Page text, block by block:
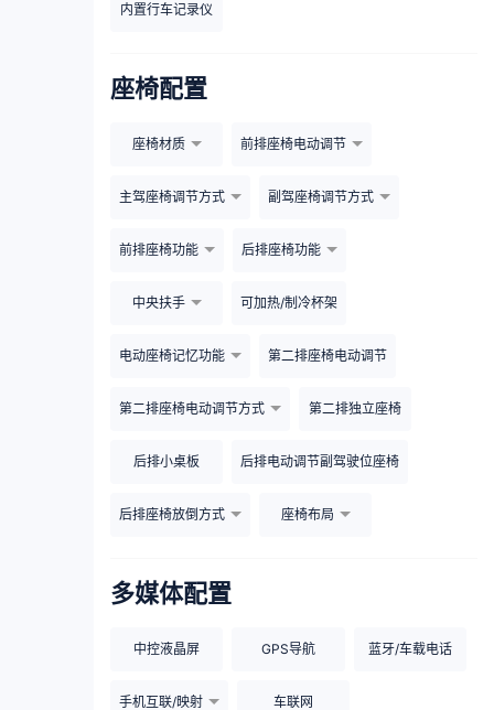
内置行车记录仪
座椅配置
座椅材质 前排座椅电动调节
主驾座椅调节方式 副驾座椅调节方式
前排座椅功能 后排座椅功能
中央扶手 可加热/制冷杯架
电动座椅记忆功能 第二排座椅电动调节
第二排座椅电动调节方式 第二排独立座椅
后排小桌板 后排电动调节副驾驶位座椅
后排座椅放倒方式 座椅布局
多媒体配置
中控液晶屏 GPS导航 蓝牙/车载电话
手机互联/映射 车联网